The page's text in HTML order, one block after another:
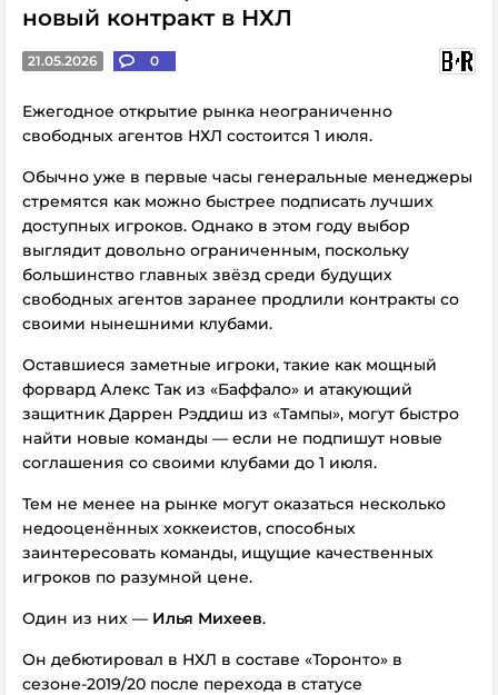
новый контракт в НХЛ
21.05.2026 0
Ежегодное открытие рынка неограниченно
свободных агентов НХЛ состоится 1 июля.
Обычно уже в первые часы генеральные менеджеры
стремятся как можно быстрее подписать лучших
доступных игроков. Однако в этом году выбор
выглядит довольно ограниченным, поскольку
большинство главных звёзд среди будущих
свободных агентов заранее продлили контракты со
своими нынешними клубами.
Оставшиеся заметные игроки, такие как мощный
форвард Алекс Так из «Баффало» и атакующий
защитник Даррен Рэддиш из «Тампы», могут быстро
найти новые команды — если не подпишут новые
соглашения со своими клубами до 1 июля.
Тем не менее на рынке могут оказаться несколько
недооценённых хоккеистов, способных
заинтересовать команды, ищущие качественных
игроков по разумной цене.
Один из них — Илья Михеев.
Он дебютировал в НХЛ в составе «Торонто» в
сезоне-2019/20 после перехода в статусе